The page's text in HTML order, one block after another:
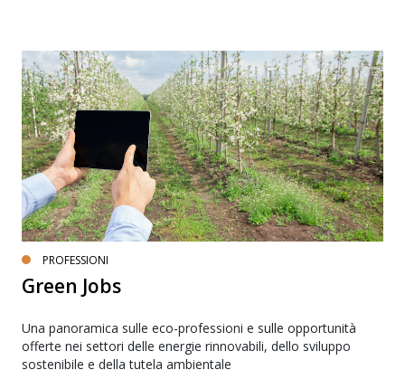
PROFESSIONI
Green Jobs
Una panoramica sulle eco-professioni e sulle opportunità
offerte nei settori delle energie rinnovabili, dello sviluppo
sostenibile e della tutela ambientale